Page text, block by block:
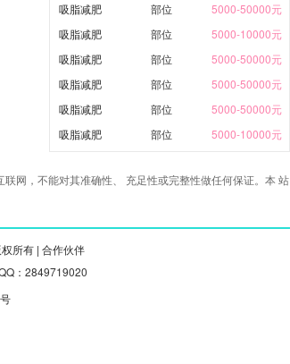
吸脂减肥
部位
5000-50000元
吸脂减肥
部位
5000-10000元
吸脂减肥
部位
5000-50000元
吸脂减肥
部位
5000-50000元
吸脂减肥
部位
5000-50000元
吸脂减肥
部位 5000-10000元
网，不能对其准确性、 充足性或完整性做任何保证。本 站
所有 | 合作伙伴
：2849719020